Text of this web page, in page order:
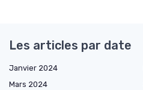
Les articles par date
Janvier 2024
Mars 2024